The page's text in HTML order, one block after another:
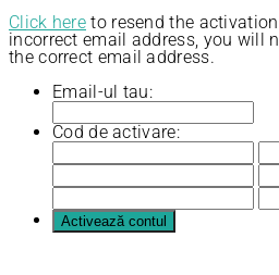
Click here to resend the
incorrect email address, you will
the correct email address.
Email-ul tau:
Cod de activare: